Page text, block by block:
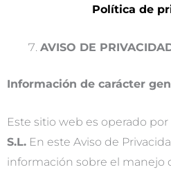
Política de
AVISO DE
Información de carácter
Este sitio web es operado por
S.L. En este Aviso de
información sobre el manejo